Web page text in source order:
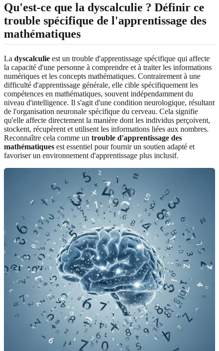
Qu'est-ce que la dyscalculie ? Définir ce
trouble spécifique de l'apprentissage des
mathématiques
La dyscalculie est un trouble d'apprentissage spécifique qui affecte
la capacité d'une personne à comprendre et à traiter les informations
numériques et les concepts mathématiques. Contrairement à une
difficulté d'apprentissage générale, elle cible spécifiquement les
compétences en mathématiques, souvent indépendamment du
niveau d'intelligence. Il s'agit d'une condition neurologique, résultant
de l'organisation neuronale spécifique du cerveau. Cela signifie
qu'elle affecte directement la manière dont les individus perçoivent,
stockent, récupèrent et utilisent les informations liées aux nombres.
Reconnaître cela comme un trouble d'apprentissage des
mathématiques est essentiel pour fournir un soutien adapté et
favoriser un environnement d'apprentissage plus inclusif.